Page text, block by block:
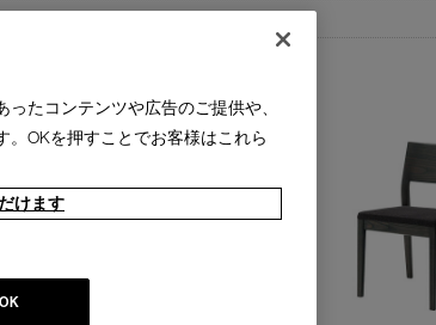
たコンテンツや広告のご提供や、
。OKを押すことでお客様はこれら
けます
OK